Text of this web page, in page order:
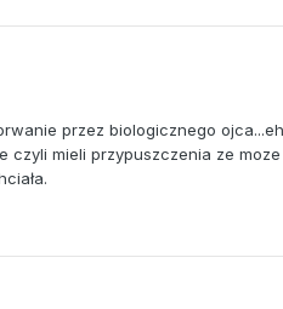
przez biologicznego
czyli mieli przypuszczenia ze